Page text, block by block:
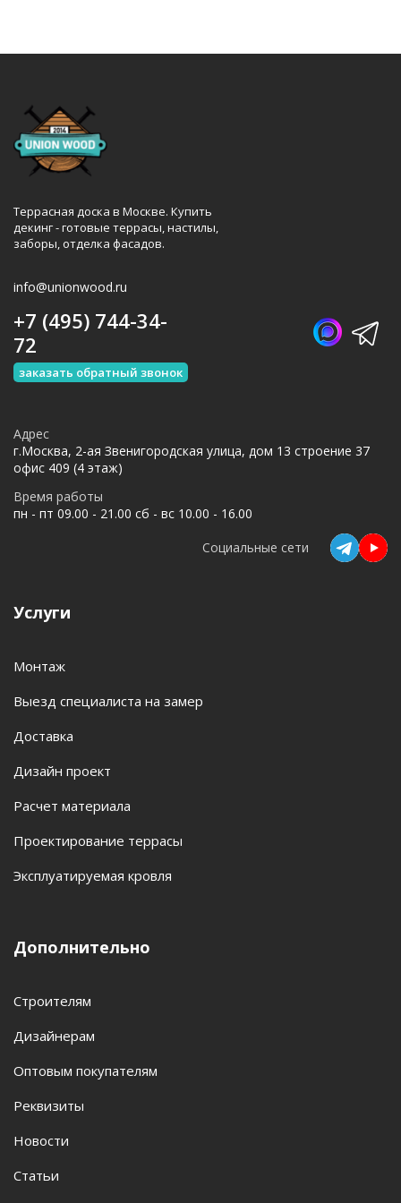
Террасная доска в Москве. Купить
декинг - готовые террасы, настилы,
заборы, отделка фасадов.
info@unionwood.ru
Услуги
Монтаж
Выезд специалиста на замер
Доставка
Дизайн проект
Расчет материала
Проектирование террасы
Эксплуатируемая кровля
Дополнительно
Строителям
Дизайнерам
Оптовым покупателям
Реквизиты
Новости
Статьи
+7 (495) 744-34-
72
заказать обратный звонок
Адрес
г.Москва, 2-ая Звенигородская улица, дом 13 строение 37
офис 409 (4 этаж)
Время работы
пн - пт 09.00 - 21.00 сб - вс 10.00 - 16.00
Социальные сети